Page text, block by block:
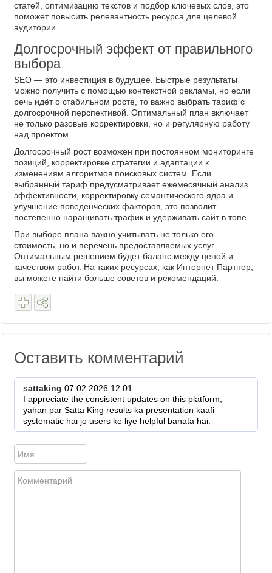
статей, оптимизацию текстов и подбор ключевых слов, это
поможет повысить релевантность ресурса для целевой
аудитории.
Долгосрочный эффект от правильного
выбора
SEO — это инвестиция в будущее. Быстрые результаты
можно получить с помощью контекстной рекламы, но если
речь идёт о стабильном росте, то важно выбрать тариф с
долгосрочной перспективой. Оптимальный план включает
не только разовые корректировки, но и регулярную работу
над проектом.
Долгосрочный рост возможен при постоянном мониторинге
позиций, корректировке стратегии и адаптации к
изменениям алгоритмов поисковых систем. Если
выбранный тариф предусматривает ежемесячный анализ
эффективности, корректировку семантического ядра и
улучшение поведенческих факторов, это позволит
постепенно наращивать трафик и удерживать сайт в топе.
При выборе плана важно учитывать не только его
стоимость, но и перечень предоставляемых услуг.
Оптимальным решением будет баланс между ценой и
качеством работ. На таких ресурсах, как Интернет Партнер
вы можете найти больше советов и рекомендаций.
Оставить комментарий
sattaking 07.02.2026 12:01
I appreciate the consistent updates on this platform,
yahan par Satta King results ka presentation kaafi
systematic hai jo users ke liye helpful banata hai.